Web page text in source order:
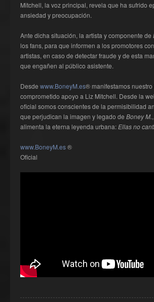
Mitchell, la voz principal, revela que ha sufrido
ansiedad y preocupación.
Ante dicha situación, la artista y componente de
los fans, para que informen a los promotores
artistas, en caso de detectar fraude y de esta
que engañen al público asistente.
Desde www.BoneyM.es® manifestamos nuestro
comprometido apoyo a Liz Mitchell. Desde la
oficial somos conscientes de la permisibilidad
que perjudican la imagen y legado de Boney M.
alimenta la eterna leyenda urbana:Ellas no
www.BoneyM.es®
Oficial